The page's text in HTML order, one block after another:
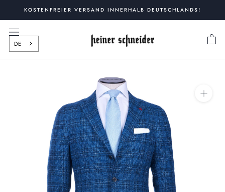
springen
KOSTENFREIER VERSAND INNERHALB DEUTSCHLANDS!
DE